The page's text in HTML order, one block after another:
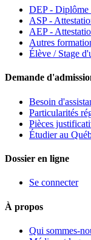
DEP - Diplôme
ASP -
AEP -
Autres
Élève / Stage
Demande
Besoin
Particularités
Pièces
Étudier au
Dossier en ligne
Se connecter
À propos
Qui sommes-